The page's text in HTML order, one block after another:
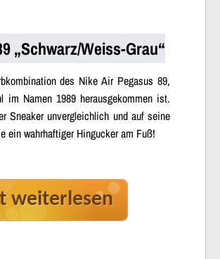
„Schwarz/Weiss-Grau“
des Nike Air Pegasus 89,
im Namen 1989 herausgekommen ist.
Sneaker unvergleichlich und auf seine
ein wahrhaftiger Hingucker am Fuß!
weiterlesen